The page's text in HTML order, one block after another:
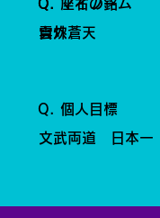
雲外蒼天
Q. 座右の銘
自炊
Q. マイブーム
文武両道 日本一
Q. 個人目標